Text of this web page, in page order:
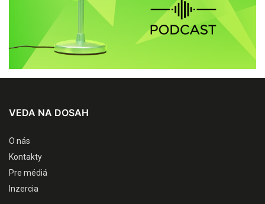
VEDA NA DOSAH
O nás
Kontakty
Pre médiá
Inzercia